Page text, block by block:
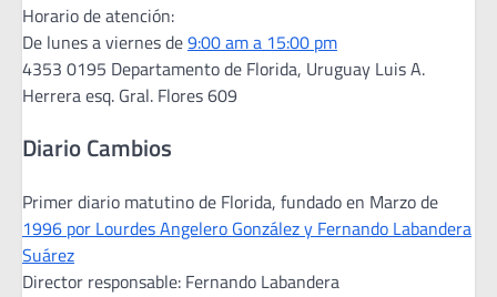
Horario de atención:
De lunes a viernes de9:00 am a 15:00 pm
4353 0195 Departamento de Florida, Uruguay Luis A.
Herrera esq. Gral. Flores 609
Diario Cambios
Primer diario matutino de Florida, fundado en Marzo de
1996 por Lourdes Angelero González y Fernando Labandera
Suárez
Director responsable: Fernando Labandera